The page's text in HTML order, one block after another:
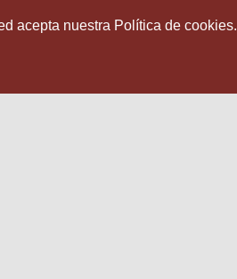
acepta nuestra Política de cookies.